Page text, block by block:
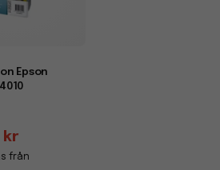
Epson
kr
från